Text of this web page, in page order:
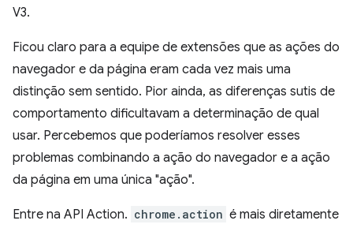
V3.
Ficou claro para a equipe de extensões que as ações do
navegador e da página eram cada vez mais uma
distinção sem sentido. Pior ainda, as diferenças sutis de
comportamento dificultavam a determinação de qual
usar. Percebemos que poderíamos resolver esses
problemas combinando a ação do navegador e a ação
da página em uma única "ação".
Entre na API Action. chrome.action é mais diretamente